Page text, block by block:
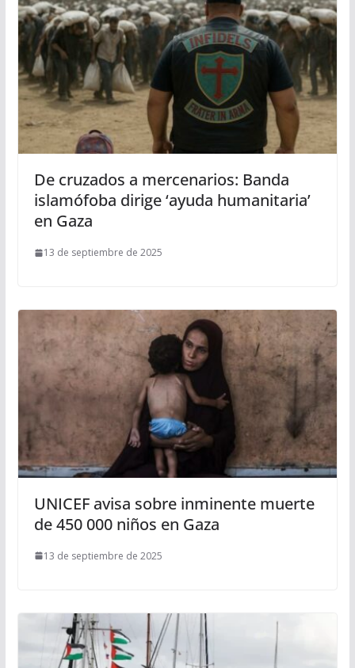
De cruzados a mercenarios: Banda
islamófoba dirige ‘ayuda humanitaria’
en Gaza
13 de septiembre de 2025
UNICEF avisa sobre inminente muerte
de 450 000 niños en Gaza
13 de septiembre de 2025